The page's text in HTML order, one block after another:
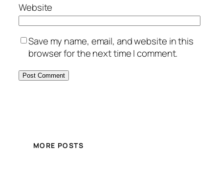
Website
Save my name, email, and website in this
browser for the next time I comment.
MORE POSTS